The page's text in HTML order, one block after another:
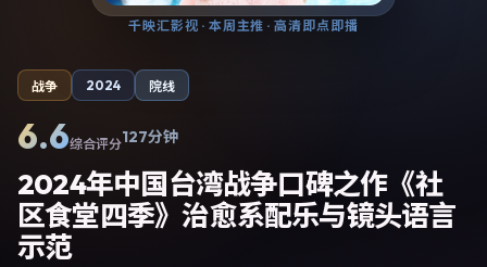
战争 2024 院线
6.6综合评分127分钟
2024年中国台湾战争口碑之作《社
区食堂四季》治愈系配乐与镜头语言
示范
千映汇影视 · 本周主推 · 高清即点即播